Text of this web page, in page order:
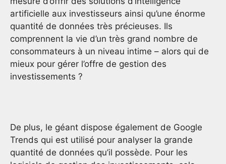
artificielle aux investisseurs ainsi qu’une énorme
quantité de données très précieuses. Ils
comprennent la vie d’un très grand nombre de
consommateurs à un niveau intime – alors qui de
mieux pour gérer l’offre de gestion des
investissements ?
De plus, le géant dispose également de Google
Trends qui est utilisé pour analyser la grande
quantité de données qu’il possède. Pour les